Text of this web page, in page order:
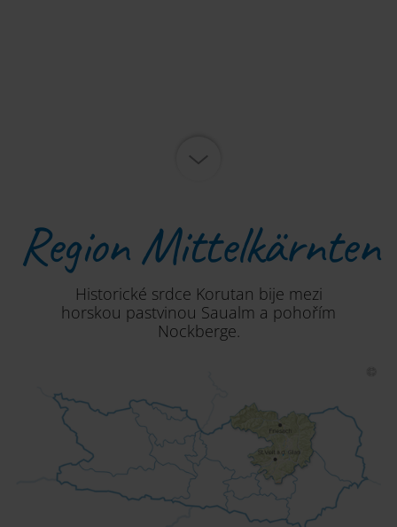
Region Mittelkärnten
Historické srdce Korutan bije mezi
horskou pastvinou Saualm a pohořím
Nockberge.